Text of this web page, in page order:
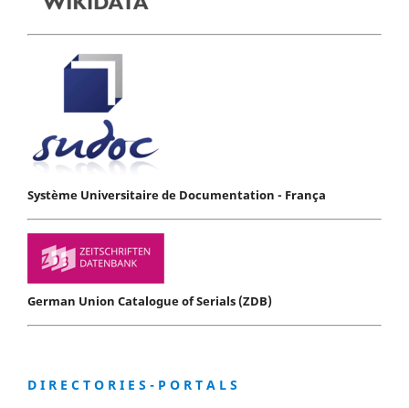
Système Universitaire de Documentation - França
German Union Catalogue of Serials (ZDB)
D I R E C T O R I E S - P O R T A L S